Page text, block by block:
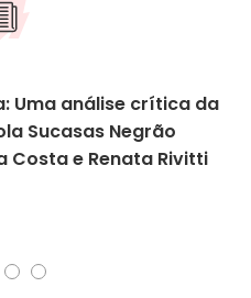
Uma análise crítica da
Sucasas Negrão
Costa e Renata Rivitti